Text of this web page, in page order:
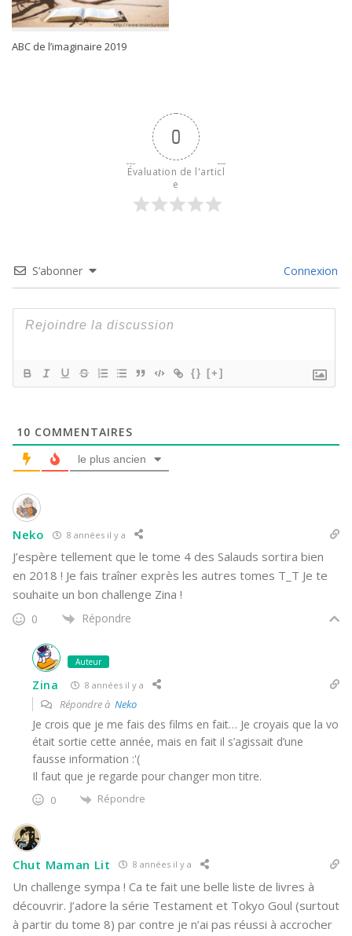
ABC de l’imaginaire 2019
0
Évaluation de l'articl
e
S’abonner Connexion
{} [+]
10 COMMENTAIRES
le plus ancien
Neko 8 années il y a
J’espère tellement que le tome 4 des Salauds sortira bien
en 2018 ! Je fais traîner exprès les autres tomes T_T Je te
souhaite un bon challenge Zina !
0 Répondre
Auteur
Zina 8 années il y a
Répondre à Neko
Je crois que je me fais des films en fait… Je croyais que la vo
était sortie cette année, mais en fait il s’agissait d’une
fausse information :'(
Il faut que je regarde pour changer mon titre.
0 Répondre
Chut Maman Lit 8 années il y a
Un challenge sympa ! Ca te fait une belle liste de livres à
découvrir. J’adore la série Testament et Tokyo Goul (surtout
à partir du tome 8) par contre je n’ai pas réussi à accrocher